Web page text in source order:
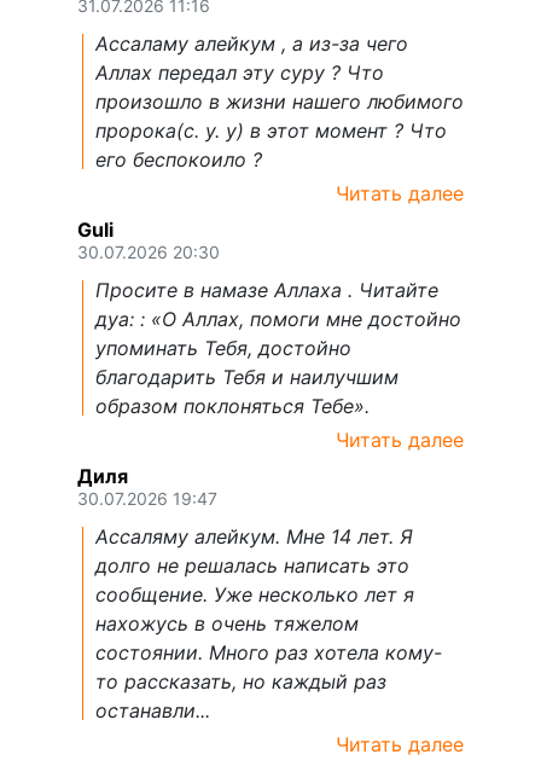
31.07.2026 11:16
Ассаламу алейкум , а из-за чего
Аллах передал эту суру ? Что
произошло в жизни нашего любимого
пророка(с. у. у) в этот момент ? Что
его беспокоило ?
Читать далее
Guli
30.07.2026 20:30
Просите в намазе Аллаха . Читайте
дуа: : «О Аллах, помоги мне достойно
упоминать Тебя, достойно
благодарить Тебя и наилучшим
образом поклоняться Тебе».
Читать далее
Диля
30.07.2026 19:47
Ассаляму алейкум. Мне 14 лет. Я
долго не решалась написать это
сообщение. Уже несколько лет я
нахожусь в очень тяжелом
состоянии. Много раз хотела кому-
то рассказать, но каждый раз
останавли...
Читать далее